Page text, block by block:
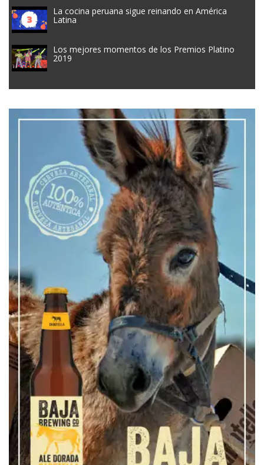
La cocina peruana sigue reinando en América
Latina
Los mejores momentos de los Premios Platino
2019